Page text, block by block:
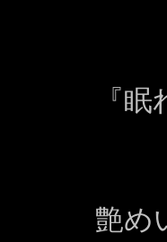
『
艶め